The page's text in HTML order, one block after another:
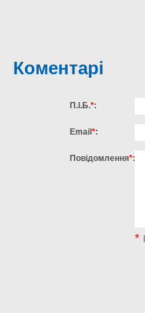
Коментарі
П.І.Б.*:
Email *:
Повідомлення*:
*